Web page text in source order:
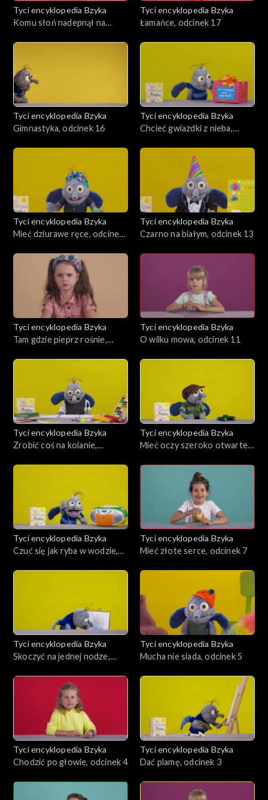
Tyci encyklopedia Bzyka
Komu słoń nadepnął na
Tyci encyklopedia Bzyka
Łamańce, odcinek 17
Tyci encyklopedia Bzyka
Gimnastyka, odcinek 16
Tyci encyklopedia Bzyka
Chcieć gwiazdki z nieba,
Tyci encyklopedia Bzyka
Mieć dziurawe ręce, odcinek
Tyci encyklopedia Bzyka
Czarno na białym, odcinek 13
Tyci encyklopedia Bzyka
Tam gdzie pieprz rośnie,
Tyci encyklopedia Bzyka
O wilku mowa, odcinek 11
Tyci encyklopedia Bzyka
Zrobić coś na kolanie,
Tyci encyklopedia Bzyka
Mieć oczy szeroko otwarte,
Tyci encyklopedia Bzyka
Czuć się jak ryba w wodzie,
Tyci encyklopedia Bzyka
Mieć złote serce, odcinek 7
Tyci encyklopedia Bzyka
Skoczyć na jednej nodze,
Tyci encyklopedia Bzyka
Mucha nie siada, odcinek 5
Tyci encyklopedia Bzyka
Chodzić po głowie, odcinek 4
Tyci encyklopedia Bzyka
Dać plamę, odcinek 3